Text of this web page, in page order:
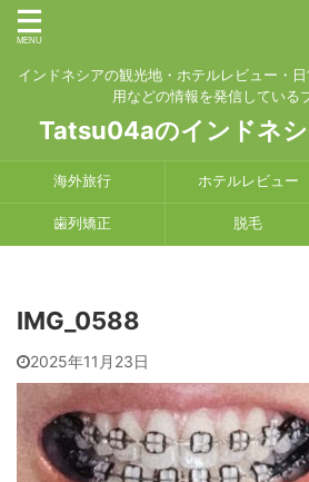
インドネシアの観光地・ホテルレビュー・
用などの情報を発信している
Tatsu04aのインドネ
海外旅行 ホテルレビュー
歯列矯正 脱毛
IMG_0588
2025年11月23日